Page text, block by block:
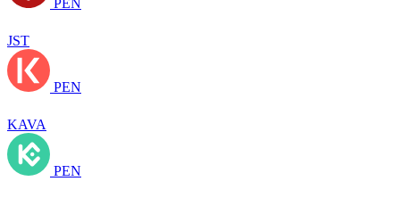
JST
PEN
KAVA
PEN